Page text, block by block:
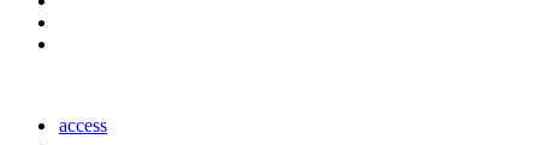
access